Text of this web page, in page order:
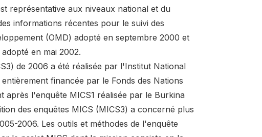
représentative aux niveaux national et du
informations récentes pour le suivi des
(OMD) adopté en septembre 2000 et
en mai 2002.
de 2006 a été réalisée par l'Institut National
financée par le Fonds des Nations
après l'enquête MICS1 réalisée par le Burkina
des enquêtes MICS (MICS3) a concerné plus
2006. Les outils et méthodes de l'enquête